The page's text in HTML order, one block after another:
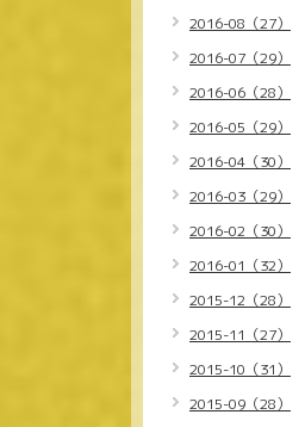
2016-08（27）
2016-07（29）
2016-06（28）
2016-05（29）
2016-04（30）
2016-03（29）
2016-02（30）
2016-01（32）
2015-12（28）
2015-11（27）
2015-10（31）
2015-09（28）